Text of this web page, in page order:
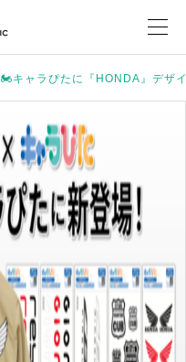
🏍キャラぴたに『HONDA』デザ